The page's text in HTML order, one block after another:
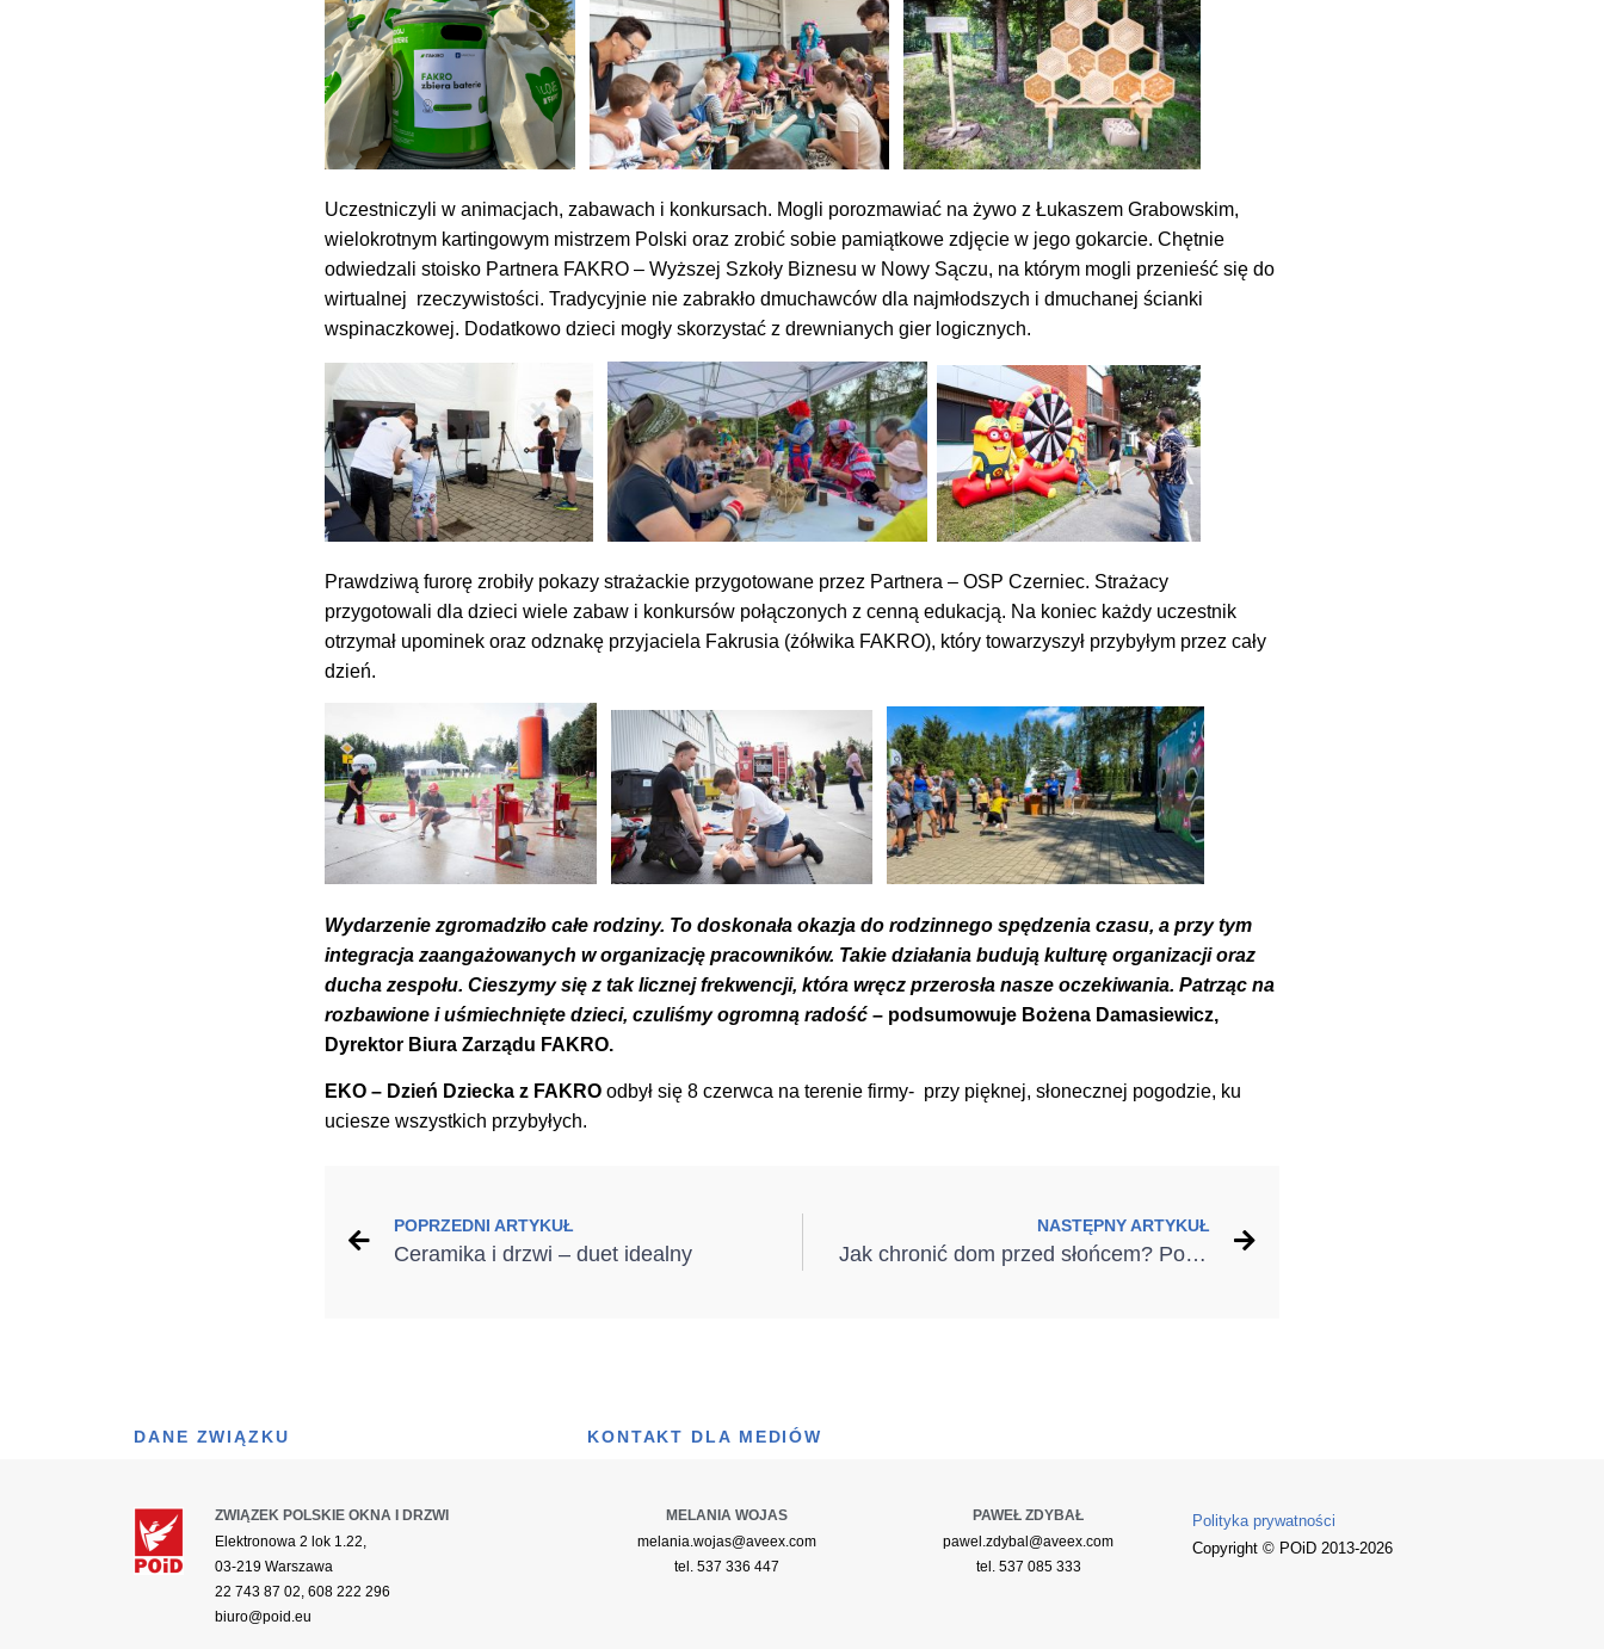
Uczestniczyli w animacjach, zabawach i konkursach. Mogli porozmawiać na żywo z Łukaszem Grabowskim,
wielokrotnym kartingowym mistrzem Polski oraz zrobić sobie pamiątkowe zdjęcie w jego gokarcie. Chętnie
odwiedzali stoisko Partnera FAKRO – Wyższej Szkoły Biznesu w Nowy Sączu, na którym mogli przenieść się do
wirtualnej rzeczywistości. Tradycyjnie nie zabrakło dmuchawców dla najmłodszych i dmuchanej ścianki
wspinaczkowej. Dodatkowo dzieci mogły skorzystać z drewnianych gier logicznych.
Prawdziwą furorę zrobiły pokazy strażackie przygotowane przez Partnera – OSP Czerniec. Strażacy
przygotowali dla dzieci wiele zabaw i konkursów połączonych z cenną edukacją. Na koniec każdy uczestnik
otrzymał upominek oraz odznakę przyjaciela Fakrusia (żółwika FAKRO), który towarzyszył przybyłym przez cały
dzień.
Wydarzenie zgromadziło całe rodziny. To doskonała okazja do rodzinnego spędzenia czasu, a przy tym
integracja zaangażowanych w organizację pracowników. Takie działania budują kulturę organizacji oraz
ducha zespołu. Cieszymy się z tak licznej frekwencji, która wręcz przerosła nasze oczekiwania. Patrząc na
rozbawione i uśmiechnięte dzieci, czuliśmy ogromną radość – podsumowuje Bożena Damasiewicz,
Dyrektor Biura Zarządu FAKRO.
EKO – Dzień Dziecka z FAKRO odbył się 8 czerwca na terenie firmy- przy pięknej, słonecznej pogodzie, ku
uciesze wszystkich przybyłych.
POPRZEDNI ARTYKUŁ
Ceramika i drzwi – duet idealny
NASTĘPNY ARTYKUŁ
Jak chronić dom przed słońcem? Postaw na markizy do okien pionowych
DANE ZWIĄZKU KONTAKT DLA MEDIÓW
ZWIĄZEK POLSKIE OKNA I DRZWI
Elektronowa 2 lok 1.22,
03-219 Warszawa
22 743 87 02, 608 222 296
biuro@poid.eu
MELANIA WOJAS
melania.wojas@aveex.com
tel. 537 336 447
PAWEŁ ZDYBAŁ
pawel.zdybal@aveex.com
tel. 537 085 333
Polityka prywatności
Copyright © POiD 2013-2026